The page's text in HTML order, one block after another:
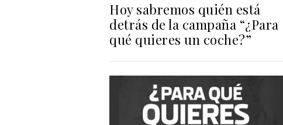
Hoy sabremos quién está
detrás de la campaña “¿Para
qué quieres un coche?”